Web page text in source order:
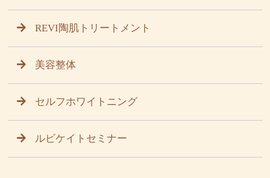
REVI陶肌トリートメント
美容整体
セルフホワイトニング
ルビケイトセミナー